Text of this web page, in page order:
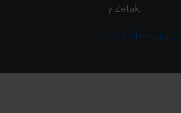
y Zetak.
Más información